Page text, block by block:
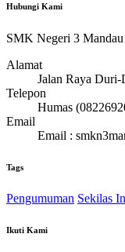
Hubungi Kami
SMK Negeri 3 Mandau
Alamat
Jalan Raya Duri-
Telepon
Humas
Email
Email :
Tags
Pengumuman Sekilas
Ikuti Kami